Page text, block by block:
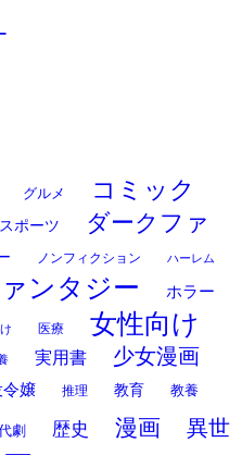
グルメ コミック
スポーツ
ダークファ
ノンフィクション ハーレム
ンタジー ホラー
医療 女性向け
実用書 少女漫画
令嬢 推理 教育 教養
劇 歴史 漫画
異世